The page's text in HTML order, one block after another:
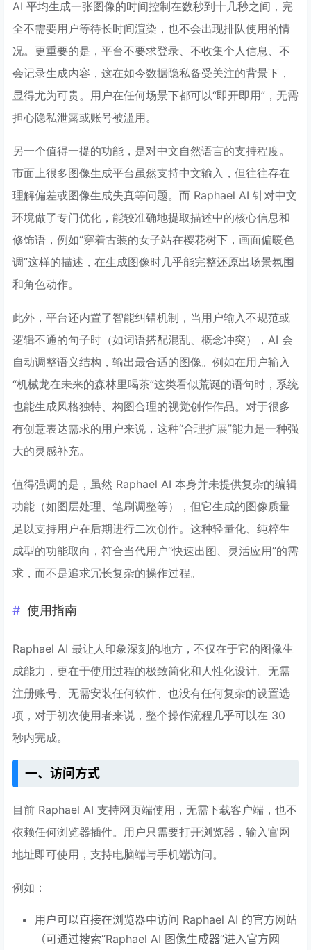
AI 平均生成一张图像的时间控制在数秒到十几秒之间，完
全不需要用户等待长时间渲染，也不会出现排队使用的情
况。更重要的是，平台不要求登录、不收集个人信息、不
会记录生成内容，这在如今数据隐私备受关注的背景下，
显得尤为可贵。用户在任何场景下都可以“即开即用”，无需
担心隐私泄露或账号被滥用。
另一个值得一提的功能，是对中文自然语言的支持程度。
市面上很多图像生成平台虽然支持中文输入，但往往存在
理解偏差或图像生成失真等问题。而 Raphael AI 针对中文
环境做了专门优化，能较准确地提取描述中的核心信息和
修饰语，例如“穿着古装的女子站在樱花树下，画面偏暖色
调”这样的描述，在生成图像时几乎能完整还原出场景氛围
和角色动作。
此外，平台还内置了智能纠错机制，当用户输入不规范或
逻辑不通的句子时（如词语搭配混乱、概念冲突），AI 会
自动调整语义结构，输出最合适的图像。例如在用户输入
“机械龙在未来的森林里喝茶”这类看似荒诞的语句时，系统
也能生成风格独特、构图合理的视觉创作作品。对于很多
有创意表达需求的用户来说，这种“合理扩展”能力是一种强
大的灵感补充。
值得强调的是，虽然 Raphael AI 本身并未提供复杂的编辑
功能（如图层处理、笔刷调整等），但它生成的图像质量
足以支持用户在后期进行二次创作。这种轻量化、纯粹生
成型的功能取向，符合当代用户“快速出图、灵活应用”的需
求，而不是追求冗长复杂的操作过程。
使用指南
Raphael AI 最让人印象深刻的地方，不仅在于它的图像生
成能力，更在于使用过程的极致简化和人性化设计。无需
注册账号、无需安装任何软件、也没有任何复杂的设置选
项，对于初次使用者来说，整个操作流程几乎可以在 30
秒内完成。
一、访问方式
目前 Raphael AI 支持网页端使用，无需下载客户端，也不
依赖任何浏览器插件。用户只需要打开浏览器，输入官网
地址即可使用，支持电脑端与手机端访问。
例如：
用户可以直接在浏览器中访问 Raphael AI 的官方网站
（可通过搜索“Raphael AI 图像生成器”进入官方网